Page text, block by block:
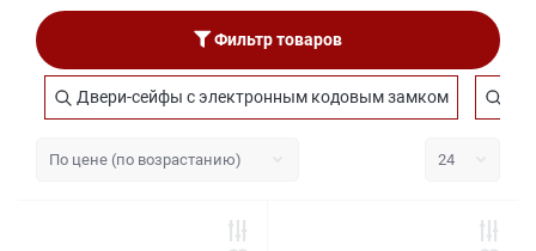
Фильтр товаров
Двери-сейфы с электронным кодовым замком